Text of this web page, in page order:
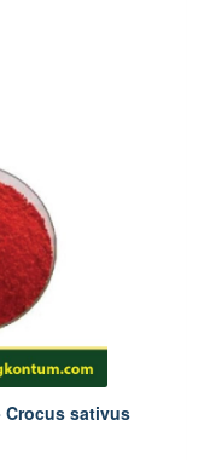
Crocus sativus